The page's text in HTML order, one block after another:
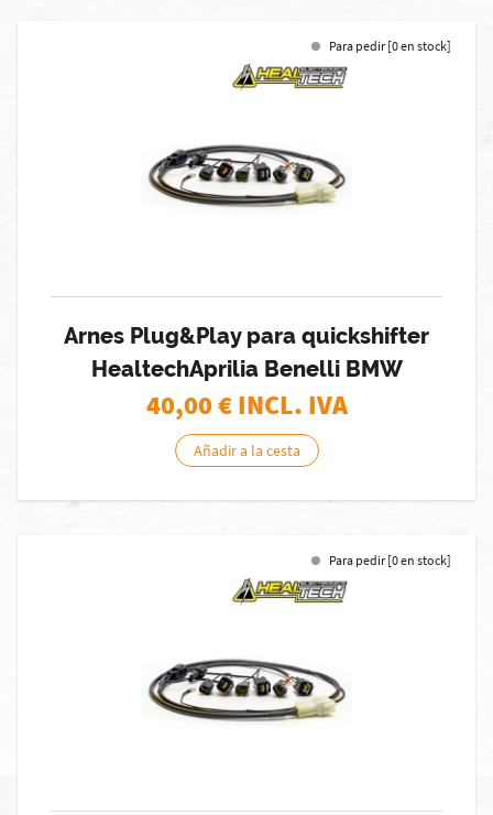
Para pedir [0 en stock]
Arnes Plug&Play para quickshifter
HealtechAprilia Benelli BMW
40,00€ INCL. IVA
Añadir a la cesta
Para pedir [0 en stock]